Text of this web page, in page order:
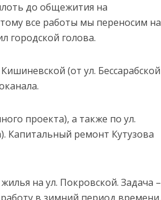
до общежития на
все работы мы переносим на
городской голова.
(от ул. Бессарабской
проекта), а также по ул.
Капитальный ремонт Кутузова
на ул. Покровской. Задача –